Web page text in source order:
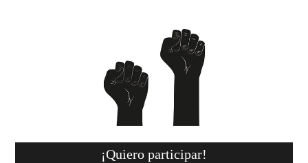
¡Quiero participar!